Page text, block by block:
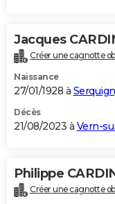
Jacques
Créer une cagnotte
Naissance
27/01/1928 à
Décès
21/08/2023 à Vern-
Philippe
Créer une cagnotte